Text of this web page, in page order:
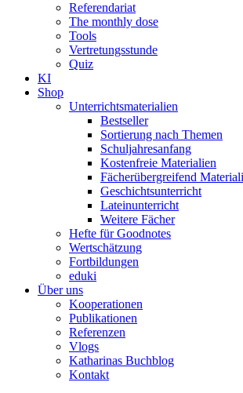
Referendariat
The monthly dose
Tools
Vertretungsstunde
Quiz
KI
Shop
Unterrichtsmaterialien
Bestseller
Sortierung nach Themen
Schuljahresanfang
Kostenfreie Materialien
Fächerübergreifend
Geschichtsunterricht
Lateinunterricht
Weitere Fächer
Hefte für Goodnotes
Wertschätzung
Fortbildungen
eduki
Über uns
Kooperationen
Publikationen
Referenzen
Vlogs
Katharinas Buchblog
Kontakt